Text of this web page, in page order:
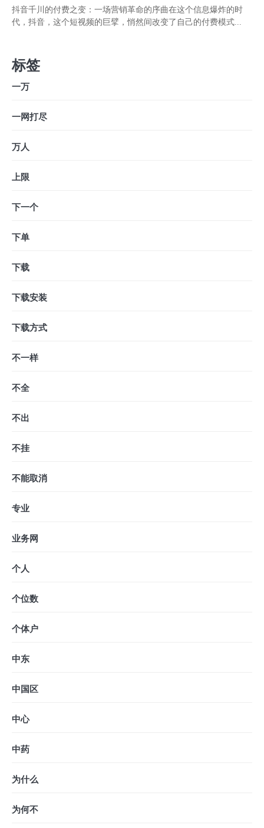
抖音千川的付费之变：一场营销革命的序曲在这个信息爆炸的时
代，抖音，这个短视频的巨擘，悄然间改变了自己的付费模式...
标签
一万
一网打尽
万人
上限
下一个
下单
下载
下载安装
下载方式
不一样
不全
不出
不挂
不能取消
专业
业务网
个人
个位数
个体户
中东
中国区
中心
中药
为什么
为何不